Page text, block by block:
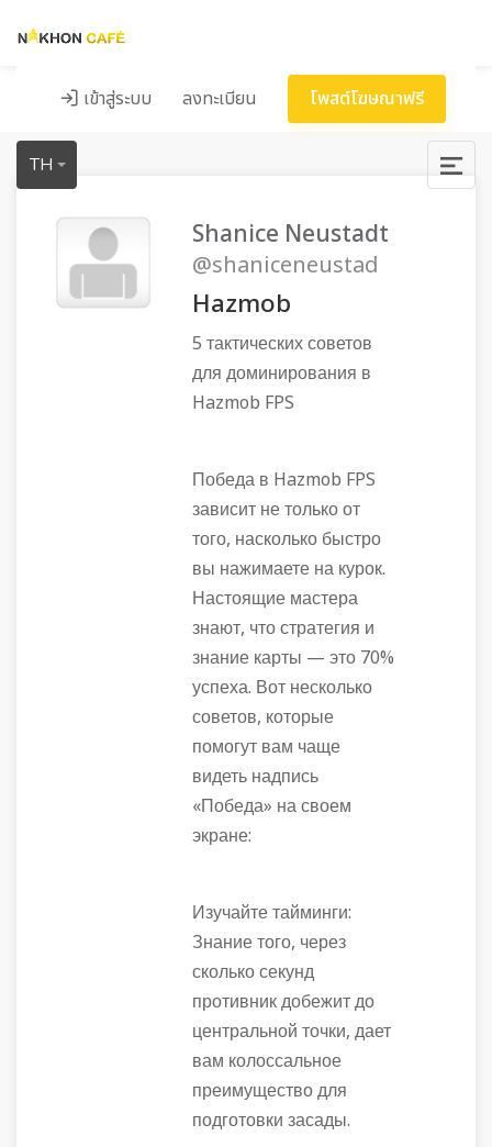
เข้าสู่ระบบ ลงทะเบียน โพสต์โฆษณาฟรี
TH
Shanice Neustadt
@shaniceneustad
Hazmob
5 тактических советов
для доминирования в
Hazmob FPS
Победа в Hazmob FPS
зависит не только от
того, насколько быстро
вы нажимаете на курок.
Настоящие мастера
знают, что стратегия и
знание карты — это 70%
успеха. Вот несколько
советов, которые
помогут вам чаще
видеть надпись
«Победа» на своем
экране:
Изучайте тайминги:
Знание того, через
сколько секунд
противник добежит до
центральной точки, дает
вам колоссальное
преимущество для
подготовки засады.